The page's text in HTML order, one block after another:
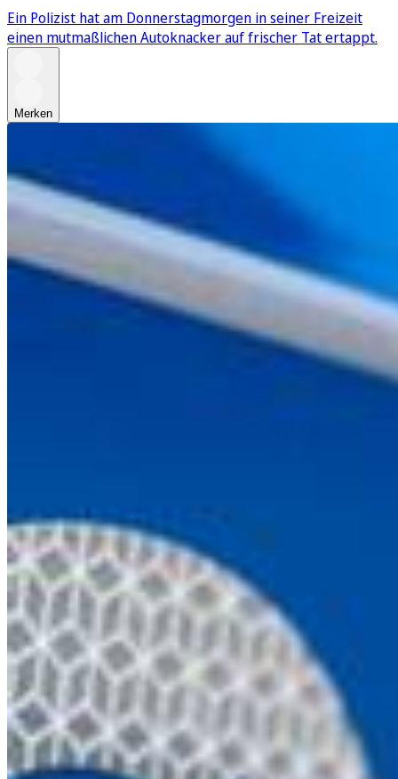
Ein Polizist hat am Donnerstagmorgen in seiner Freizeit
einen mutmaßlichen Autoknacker auf frischer Tat ertappt.
Merken